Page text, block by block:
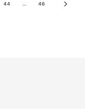
44 … 46